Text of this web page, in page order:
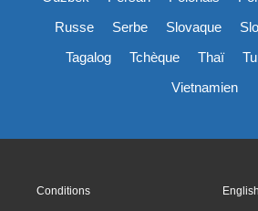
Russe
Serbe Slovaque
Tagalog
Tchèque Thaï
Vietnamien
Conditions